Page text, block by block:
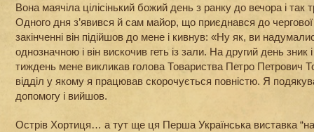
Вона маячіла цілісінький божий день з ранку до вечора і так
Одного дня з’явився й сам майор, що приєднався до чергової
закінченні він підійшов до мене і кивнув: «Ну як, ви
однозначною і він вискочив геть із зали. На другий день зник
тиждень мене викликав голова Товариства Петро Петрович
відділ у якому я працював скорочується повністю. Я
допомогу і вийшов.
Острів Хортиця… а тут ще ця Перша Українська виставка